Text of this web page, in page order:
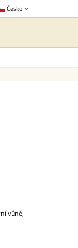
Česko
vůně,